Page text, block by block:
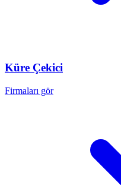
Küre Çekici
Firmaları gör